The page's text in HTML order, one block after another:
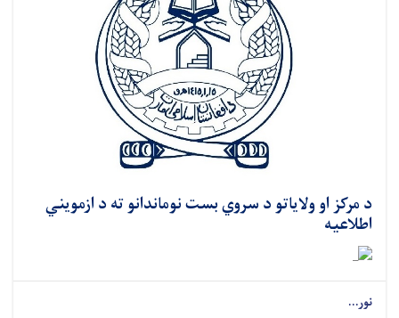
د مرکز او ولایاتو د سروي بست نوماندانو ته د ازمویني
اطلاعیه
نور...